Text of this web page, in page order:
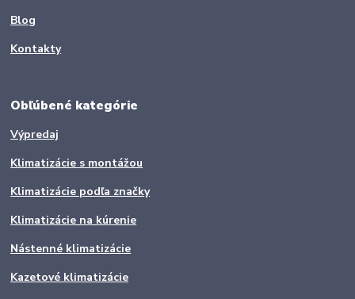
Blog
Kontakty
Obľúbené kategórie
Výpredaj
Klimatizácie s montážou
Klimatizácie podľa značky
Klimatizácie na kúrenie
Nástenné klimatizácie
Kazetové klimatizácie